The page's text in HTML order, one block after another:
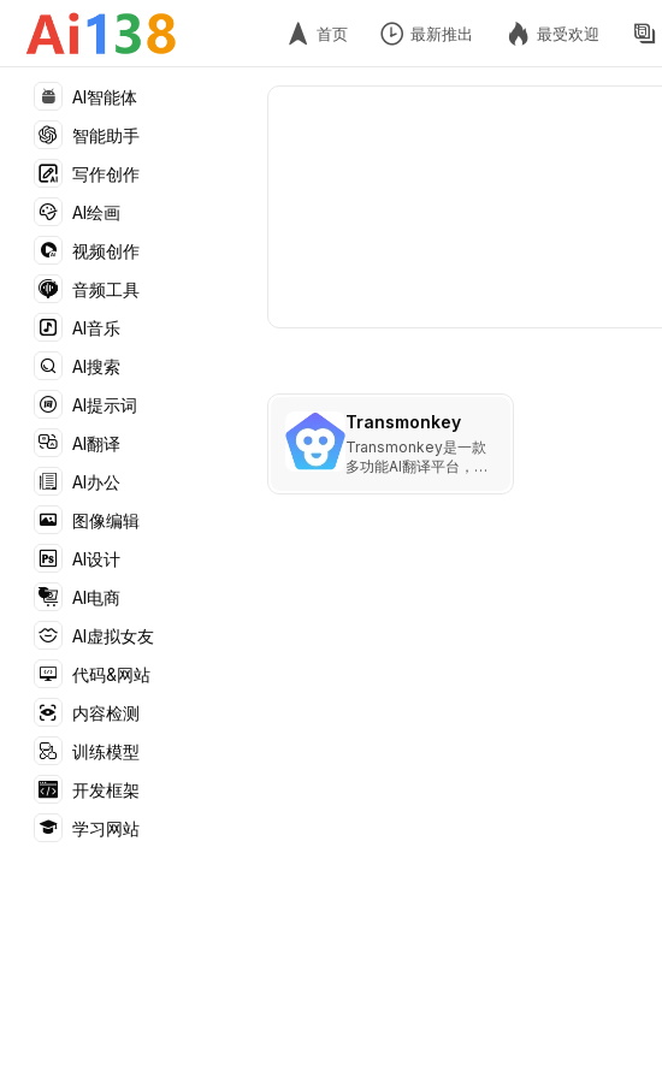
AI智能体
智能助手
写作创作
AI绘画
视频创作
音频工具
AI音乐
AI搜索
AI提示词
AI翻译
AI办公
图像编辑
AI设计
AI电商
AI虚拟女友
代码&网站
内容检测
训练模型
开发框架
学习网站
首页 最新推出 最受欢迎
Transmonkey
Transmonkey是一款
多功能AI翻译平台，支